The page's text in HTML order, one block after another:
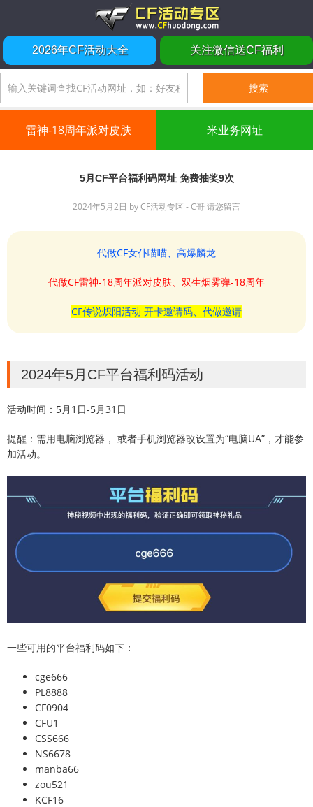
2026年CF活动大全 关注微信送CF福利
雷神-18周年派对皮肤 米业务网址
5月CF平台福利码网址 免费抽奖9次
2024年5月2日 byCF活动专区 - C哥请您留言
代做CF女仆喵喵、高爆麟龙
代做CF雷神-18周年派对皮肤、双生烟雾弹-18周年
CF传说炽阳活动 开卡邀请码、代做邀请
2024年5月CF平台福利码活动
活动时间：5月1日-5月31日
提醒：需用电脑浏览器， 或者手机浏览器改设置为“电脑UA”，才能参
加活动。
一些可用的平台福利码如下：
cge666
PL8888
CF0904
CFU1
CSS666
NS6678
manba66
zou521
KCF16